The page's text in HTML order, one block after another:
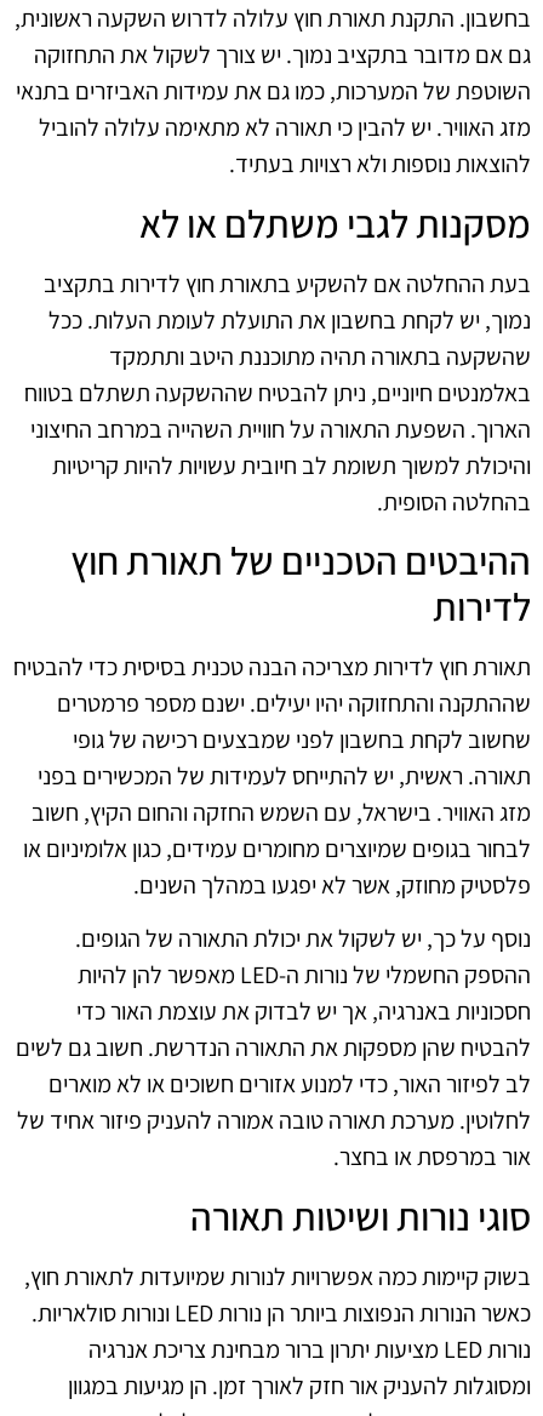
בחשבון. התקנת תאורת חוץ עלולה לדרוש השקעה ראשונית,
גם אם מדובר בתקציב נמוך. יש צורך לשקול את התחזוקה
השוטפת של המערכות, כמו גם את עמידות האביזרים בתנאי
מזג האוויר. יש להבין כי תאורה לא מתאימה עלולה להוביל
להוצאות נוספות ולא רצויות בעתיד.
מסקנות לגבי משתלם או לא
בעת ההחלטה אם להשקיע בתאורת חוץ לדירות בתקציב
נמוך, יש לקחת בחשבון את התועלת לעומת העלות. ככל
שהשקעה בתאורה תהיה מתוכננת היטב ותתמקד
באלמנטים חיוניים, ניתן להבטיח שההשקעה תשתלם בטווח
הארוך. השפעת התאורה על חוויית השהייה במרחב החיצוני
והיכולת למשוך תשומת לב חיובית עשויות להיות קריטיות
בהחלטה הסופית.
ההיבטים הטכניים של תאורת חוץ
לדירות
תאורת חוץ לדירות מצריכה הבנה טכנית בסיסית כדי להבטיח
שההתקנה והתחזוקה יהיו יעילים. ישנם מספר פרמטרים
שחשוב לקחת בחשבון לפני שמבצעים רכישה של גופי
תאורה. ראשית, יש להתייחס לעמידות של המכשירים בפני
מזג האוויר. בישראל, עם השמש החזקה והחום הקיץ, חשוב
לבחור בגופים שמיוצרים מחומרים עמידים, כגון אלומיניום או
פלסטיק מחוזק, אשר לא יפגעו במהלך השנים.
נוסף על כך, יש לשקול את יכולת התאורה של הגופים.
ההספק החשמלי של נורות ה-LED מאפשר להן להיות
חסכוניות באנרגיה, אך יש לבדוק את עוצמת האור כדי
להבטיח שהן מספקות את התאורה הנדרשת. חשוב גם לשים
לב לפיזור האור, כדי למנוע אזורים חשוכים או לא מוארים
לחלוטין. מערכת תאורה טובה אמורה להעניק פיזור אחיד של
אור במרפסת או בחצר.
סוגי נורות ושיטות תאורה
בשוק קיימות כמה אפשרויות לנורות שמיועדות לתאורת חוץ,
כאשר הנורות הנפוצות ביותר הן נורות LED ונורות סולאריות.
נורות LED מציעות יתרון ברור מבחינת צריכת אנרגיה
ומסוגלות להעניק אור חזק לאורך זמן. הן מגיעות במגוון